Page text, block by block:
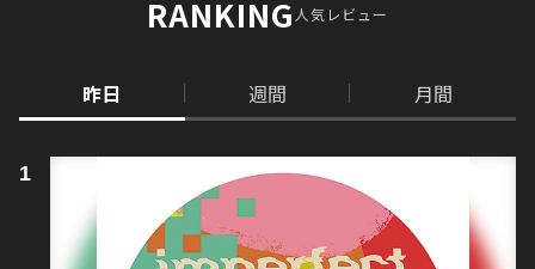
RANKING人気レビュー
昨日 週間 月間